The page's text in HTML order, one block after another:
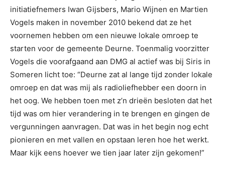
initiatiefnemers Iwan Gijsbers, Mario Wijnen en Martien
Vogels maken in november 2010 bekend dat ze het
voornemen hebben om een nieuwe lokale omroep te
starten voor de gemeente Deurne. Toenmalig voorzitter
Vogels die voorafgaand aan DMG al actief was bij Siris in
Someren licht toe: “Deurne zat al lange tijd zonder lokale
omroep en dat was mij als radioliefhebber een doorn in
het oog. We hebben toen met z’n drieën besloten dat het
tijd was om hier verandering in te brengen en gingen de
vergunningen aanvragen. Dat was in het begin nog echt
pionieren en met vallen en opstaan leren hoe het werkt.
Maar kijk eens hoever we tien jaar later zijn gekomen!”